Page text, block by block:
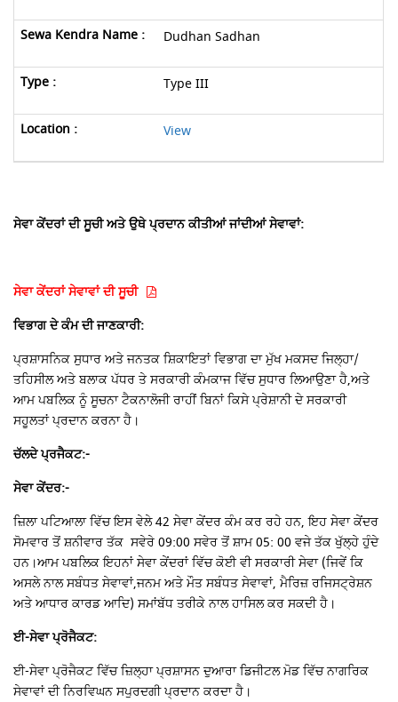
Dudhan Sadhan
Type III
View
ਸੇਵਾ ਕੇਂਦਰਾਂ ਦੀ ਸੂਚੀ ਅਤੇ ਉਥੇ ਪ੍ਰਦਾਨ ਕੀਤੀਆਂ ਜਾਂਦੀਆਂ ਸੇਵਾਵਾਂ:
ਸੇਵਾ ਕੇਂਦਰਾਂ ਸੇਵਾਵਾਂ ਦੀ ਸੂਚੀ
ਵਿਭਾਗ ਦੇ ਕੰਮ ਦੀ ਜਾਣਕਾਰੀ:
ਪ੍ਰਸ਼ਾਸਨਿਕ ਸੁਧਾਰ ਅਤੇ ਜਨਤਕ ਸ਼ਿਕਾਇਤਾਂ ਵਿਭਾਗ ਦਾ ਮੁੱਖ ਮਕਸਦ ਜਿਲ੍ਹਾ/
ਤਹਿਸੀਲ ਅਤੇ ਬਲਾਕ ਪੱਧਰ ਤੇ ਸਰਕਾਰੀ ਕੰਮਕਾਜ ਵਿੱਚ ਸੁਧਾਰ ਲਿਆਉਣਾ ਹੈ,ਅਤੇ
ਆਮ ਪਬਲਿਕ ਨੂੰ ਸੂਚਨਾ ਟੈਕਨਾਲੋਜੀ ਰਾਹੀਂ ਬਿਨਾਂ ਕਿਸੇ ਪ੍ਰੇਸ਼ਾਨੀ ਦੇ ਸਰਕਾਰੀ
ਸਹੂਲਤਾਂ ਪ੍ਰਦਾਨ ਕਰਨਾ ਹੈ।
ਚੱਲਦੇ ਪ੍ਰਜੈਕਟ:-
ਸੇਵਾ ਕੇਂਦਰ:-
ਜ਼ਿਲਾ ਪਟਿਆਲਾ ਵਿੱਚ ਇਸ ਵੇਲੇ 42 ਸੇਵਾ ਕੇਂਦਰ ਕੰਮ ਕਰ ਰਹੇ ਹਨ, ਇਹ ਸੇਵਾ ਕੇਂਦਰ
ਸੋਮਵਾਰ ਤੋਂ ਸ਼ਨੀਵਾਰ ਤੱਕ ਸਵੇਰੇ 09:00 ਸਵੇਰ ਤੋਂ ਸ਼ਾਮ 05: 00 ਵਜੇ ਤੱਕ ਖੁੱਲ੍ਹੇ ਹੁੰਦੇ
ਹਨ।ਆਮ ਪਬਲਿਕ ਇਹਨਾਂ ਸੇਵਾ ਕੇਂਦਰਾਂ ਵਿੱਚ ਕੋਈ ਵੀ ਸਰਕਾਰੀ ਸੇਵਾ (ਜਿਵੇਂ ਕਿ
ਅਸਲੇ ਨਾਲ ਸਬੰਧਤ ਸੇਵਾਵਾਂ,ਜਨਮ ਅਤੇ ਮੌਤ ਸਬੰਧਤ ਸੇਵਾਵਾਂ, ਮੈਰਿਜ਼ ਰਜਿਸਟ੍ਰੇਸ਼ਨ
ਅਤੇ ਆਧਾਰ ਕਾਰਡ ਆਦਿ) ਸਮਾਂਬੱਧ ਤਰੀਕੇ ਨਾਲ ਹਾਸਿਲ ਕਰ ਸਕਦੀ ਹੈ।
ਈ-ਸੇਵਾ ਪ੍ਰੋਜੈਕਟ:
ਈ-ਸੇਵਾ ਪ੍ਰੋਜੈਕਟ ਵਿੱਚ ਜ਼ਿਲ੍ਹਾ ਪ੍ਰਸ਼ਾਸਨ ਦੁਆਰਾ ਡਿਜੀਟਲ ਮੋਡ ਵਿੱਚ ਨਾਗਰਿਕ
ਸੇਵਾਵਾਂ ਦੀ ਨਿਰਵਿਘਨ ਸਪੁਰਦਗੀ ਪ੍ਰਦਾਨ ਕਰਦਾ ਹੈ।